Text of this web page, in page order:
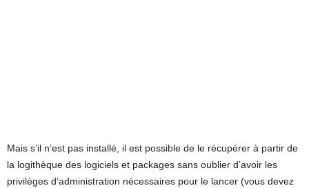
Mais s’il n’est pas installé, il est possible de le récupérer à partir de
la logithèque des logiciels et packages sans oublier d’avoir les
privilèges d’administration nécessaires pour le lancer (vous devez